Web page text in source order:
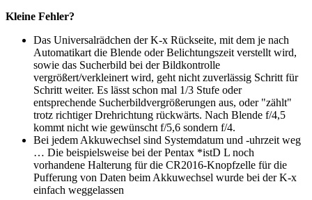
Kleine Fehler?
Das Universalrädchen der K-x Rückseite, mit dem je nach
Automatikart die Blende oder Belichtungszeit verstellt wird,
sowie das Sucherbild bei der Bildkontrolle
vergrößert/verkleinert wird, geht nicht zuverlässig Schritt für
Schritt weiter. Es lässt schon mal 1/3 Stufe oder
entsprechende Sucherbildvergrößerungen aus, oder "zählt"
trotz richtiger Drehrichtung rückwärts. Nach Blende f/4,5
kommt nicht wie gewünscht f/5,6 sondern f/4.
Bei jedem Akkuwechsel sind Systemdatum und -uhrzeit weg
… Die beispielsweise bei der Pentax *istD L noch
vorhandene Halterung für die CR2016-Knopfzelle für die
Pufferung von Daten beim Akkuwechsel wurde bei der K-x
einfach weggelassen